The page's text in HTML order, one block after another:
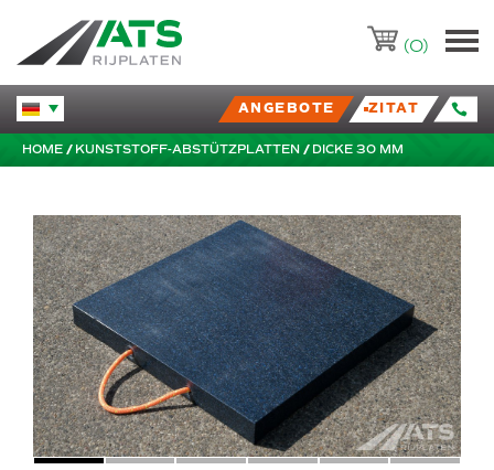
ATS-Trading.nl
(0)
Huidige taal veranderen. ANGEBOTE ZITAT
HOME KUNSTSTOFF-ABSTÜTZPLATTEN DICKE 30 MM